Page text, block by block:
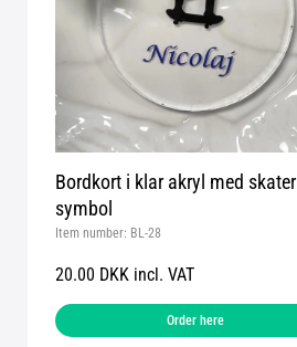
Bordkort i klar akryl med skater
symbol
Item number: BL-28
20.00 DKK incl. VAT
Order here